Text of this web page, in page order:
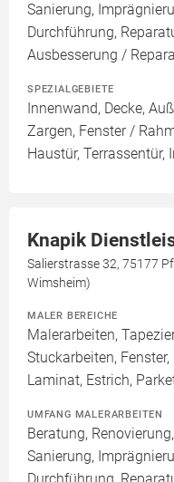
Sanierung,
Durchführung,
Ausbesserung /
SPEZIALGEBIETE
Innenwand, Decke,
Zargen, Fenster /
Haustür, Terrassentür,
Knapik
Salierstrasse 32, 75177
Wimsheim)
MALER BEREICHE
Malerarbeiten,
Stuckarbeiten,
Laminat, Estrich,
UMFANG MALERARBEITEN
Beratung,
Sanierung,